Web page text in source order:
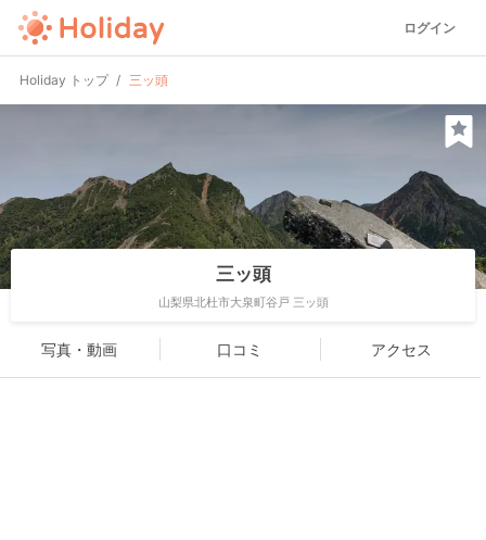
ログイン
Holiday トップ 三ッ頭
三ッ頭
山梨県北杜市大泉町谷戸 三ッ頭
写真・動画 口コミ アクセス